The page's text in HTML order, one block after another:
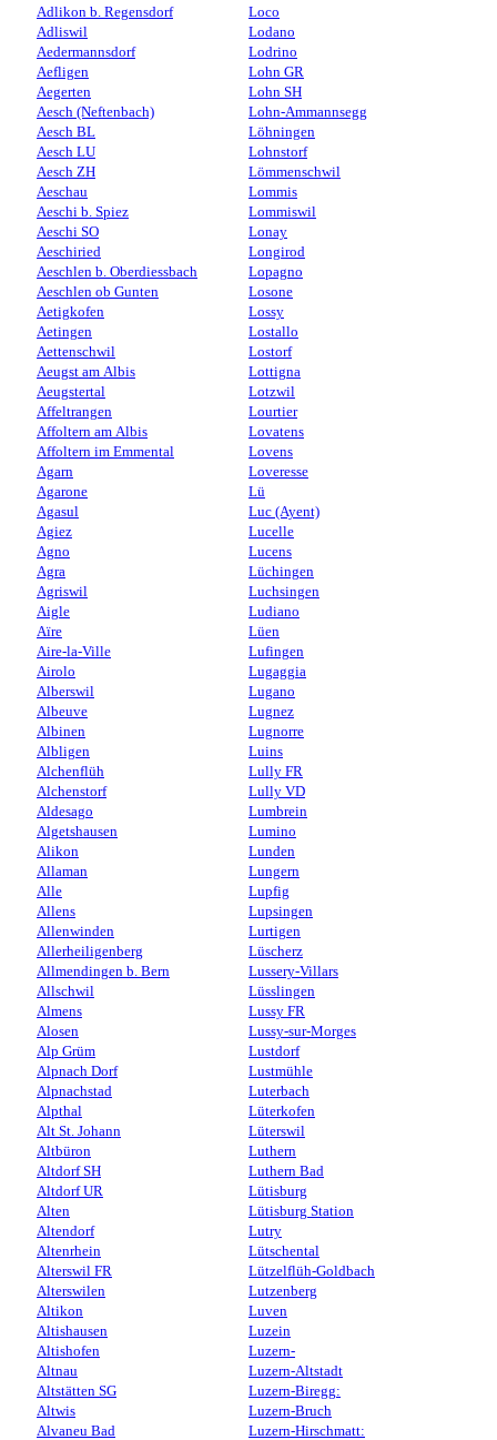
Adlikon b. Regensdorf
Adliswil
Aedermannsdorf
Aefligen
Aegerten
Aesch (Neftenbach)
Aesch BL
Aesch LU
Aesch ZH
Aeschau
Aeschi b. Spiez
Aeschi SO
Aeschiried
Aeschlen b. Oberdiessbach
Aeschlen ob Gunten
Aetigkofen
Aetingen
Aettenschwil
Aeugst am Albis
Aeugstertal
Affeltrangen
Affoltern am Albis
Affoltern im Emmental
Agarn
Agarone
Agasul
Agiez
Agno
Agra
Agriswil
Aigle
Aïre
Aire-la-Ville
Airolo
Alberswil
Albeuve
Albinen
Albligen
Alchenflüh
Alchenstorf
Aldesago
Algetshausen
Alikon
Allaman
Alle
Allens
Allenwinden
Allerheiligenberg
Allmendingen b. Bern
Allschwil
Almens
Alosen
Alp Grüm
Alpnach Dorf
Alpnachstad
Alpthal
Alt St. Johann
Altbüron
Altdorf SH
Altdorf UR
Alten
Altendorf
Altenrhein
Alterswil FR
Alterswilen
Altikon
Altishausen
Altishofen
Altnau
Altstätten SG
Altwis
Alvaneu Bad
Loco
Lodano
Lodrino
Lohn GR
Lohn SH
Lohn-Ammannsegg
Löhningen
Lohnstorf
Lömmenschwil
Lommis
Lommiswil
Lonay
Longirod
Lopagno
Losone
Lossy
Lostallo
Lostorf
Lottigna
Lotzwil
Lourtier
Lovatens
Lovens
Loveresse
Lü
Luc (Ayent)
Lucelle
Lucens
Lüchingen
Luchsingen
Ludiano
Lüen
Lufingen
Lugaggia
Lugano
Lugnez
Lugnorre
Luins
Lully FR
Lully VD
Lumbrein
Lumino
Lunden
Lungern
Lupfig
Lupsingen
Lurtigen
Lüscherz
Lussery-Villars
Lüsslingen
Lussy FR
Lussy-sur-Morges
Lustdorf
Lustmühle
Luterbach
Lüterkofen
Lüterswil
Luthern
Luthern Bad
Lütisburg
Lütisburg Station
Lutry
Lütschental
Lützelflüh-Goldbach
Lutzenberg
Luven
Luzein
Luzern-
Luzern-Altstadt
Luzern-Biregg:
Luzern-Bruch
Luzern-Hirschmatt: